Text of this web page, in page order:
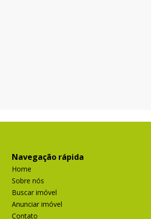
Navegação rápida
Home
Sobre nós
Buscar imóvel
Anunciar imóvel
Contato